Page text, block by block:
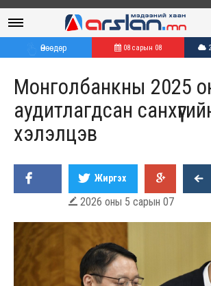
Өнөөдөр 08 сарын 08
Монголбанкны 2025
аудитлагдсан
хэлэлцэв
Жиргэх
 2026 оны 5 сарын 07